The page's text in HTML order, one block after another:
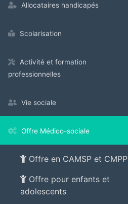
Allocataires handicapés
Scolarisation
Activité et formation
professionnelles
Vie sociale
Offre Médico-sociale
Offre en CAMSP et CMPP
Offre pour enfants et
adolescents